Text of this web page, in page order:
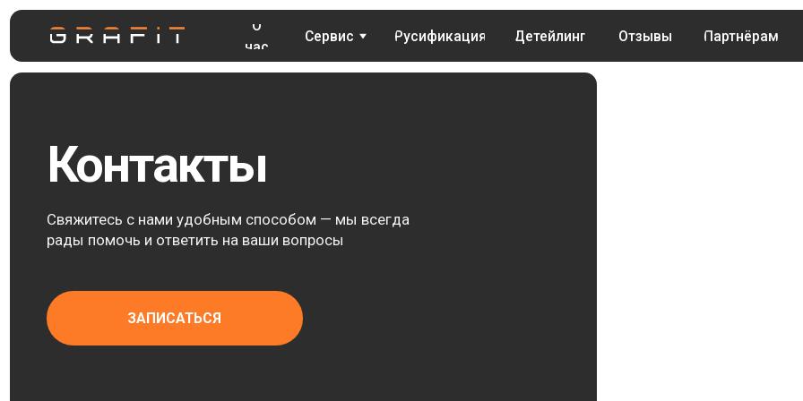
Контакты Блог
Партнёрам
Отзывы
Детейлинг
Русификация
Сервис
Контакты
рады помочь и ответить на ваши вопросы
Партнёрам Контакты
Отзывы
Детейлинг
Русификация
Сервис